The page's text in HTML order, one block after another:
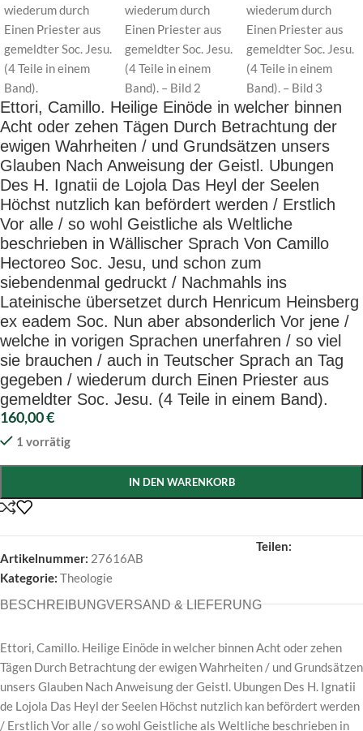
Ettori, Camillo. Heilige Einöde in welcher binnen
Acht oder zehen Tägen Durch Betrachtung der
ewigen Wahrheiten / und Grundsätzen unsers
Glauben Nach Anweisung der Geistl. Ubungen
Des H. Ignatii de Lojola Das Heyl der Seelen
Höchst nutzlich kan befördert werden / Erstlich
Vor alle / so wohl Geistliche als Weltliche
beschrieben in Wällischer Sprach Von Camillo
Hectoreo Soc. Jesu, und schon zum
siebendenmal gedruckt / Nachmahls ins
Lateinische übersetzet durch Henricum Heinsberg
ex eadem Soc. Nun aber absonderlich Vor jene /
welche in vorigen Sprachen unerfahren / so viel
sie brauchen / auch in Teutscher Sprach an Tag
gegeben / wiederum durch Einen Priester aus
gemeldter Soc. Jesu. (4 Teile in einem Band).
160,00€
1 vorrätig
IN DEN WARENKORB
Artikelnummer: 27616AB
Kategorie: Theologie
Teilen:
BESCHREIBUNGVERSAND & LIEFERUNG
Ettori, Camillo. Heilige Einöde in welcher binnen Acht oder zehen
Tägen Durch Betrachtung der ewigen Wahrheiten / und Grundsätzen
unsers Glauben Nach Anweisung der Geistl. Ubungen Des H. Ignatii
de Lojola Das Heyl der Seelen Höchst nutzlich kan befördert werden
/ Erstlich Vor alle / so wohl Geistliche als Weltliche beschrieben in